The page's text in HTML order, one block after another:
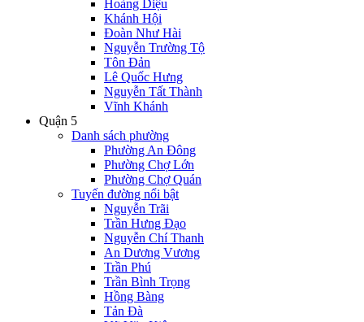
Hoàng Diệu
Khánh Hội
Đoàn Như Hài
Nguyễn Trường Tộ
Tôn Đản
Lê Quốc Hưng
Nguyễn Tất Thành
Vĩnh Khánh
Quận 5
Danh sách phường
Phường An Đông
Phường Chợ Lớn
Phường Chợ Quán
Tuyến đường nổi bật
Nguyễn Trãi
Trần Hưng Đạo
Nguyễn Chí Thanh
An Dương Vương
Trần Phú
Trần Bình Trọng
Hồng Bàng
Tản Đà